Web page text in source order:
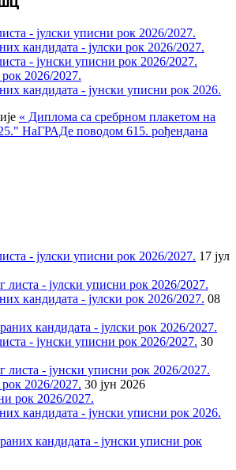
- јулски уписни рок 2026/2027.
кандидата - јулски рок 2026/2027.
- јунски уписни рок 2026/2027.
2026/2027.
кандидата - јунски уписни рок 2026.
« Диплома са сребрном плакетом на
НаГРАДе поводом 615. рођендана
- јулски уписни рок 2026/2027. 17 јул
кандидата - јулски рок 2026/2027. 08
- јунски уписни рок 2026/2027. 30
2026/2027. 30 јун 2026
кандидата - јунски уписни рок 2026.